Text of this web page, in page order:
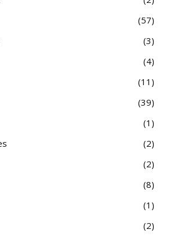
57
3
4
11
39
1
2
2
8
1
2